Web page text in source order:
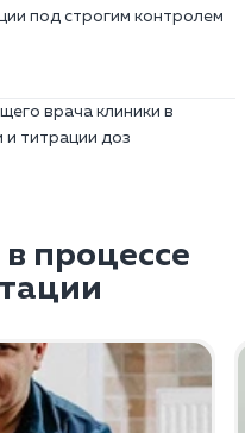
под строгим контролем
врача клиники в
и титрации доз
в процессе